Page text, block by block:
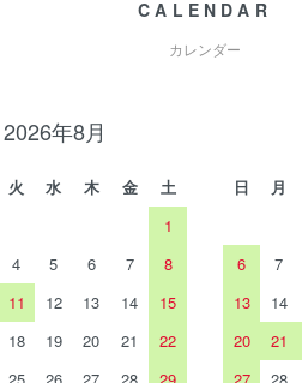
CALENDAR
カレンダー
2026年8月
火 水 木 金
土
1
4 5 6 7
8
11 12 13 14
15
18 19 20 21
22
25 26 27 28
29
日 月
6
7
13
14
20
21
27
28